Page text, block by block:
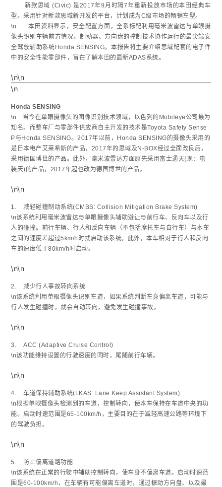
新款思域 (Civic) 是2017年9月时隔7年重新投放市场的本田经典车
型。采用针对新款思域新开发的平台，计划成为C级市场的畅销车型。
\n 本田资料显示，安全配置方面，全系标配利用毫米波雷达与单眼摄
像头识别车辆前方情况，制动器、方向盘的控制技术协作运行的最尖端安
全驾驶辅助系统Honda SENSING。本报告将主要介绍思域配套的电子件
中的安全性能零部件，旨在了解本田的最新ADAS系统。
\n\n
\n
Honda SENSING
\n 当今在单眼摄像头的图像识别技术领域，以色列的Mobileye公司最为
知名。而整车厂与零部件供应商自主开发的技术是Toyota Safety Sense
P与Honda SENSING。2017年以前，Honda SENSING的摄像头采用的
是日本电产艾莱希斯的产品，2017年的思域及N-BOX经过全面改良后，
采用德国博世的产品。此外，毫米波雷达方面原先采用富士通天(现：电
装天)的产品，2017年起也改为德国博世的产品。
\n\n
1. 减轻碰撞制动系统(CMBS: Collision Mitigation Brake System)
\n该系统利用毫米波雷达与单眼摄像头辅助避让与前行车、反向车以及行
人的碰撞。前行车辆、行人和反向车辆（不包括摩托车与自行车）与本车
之间的速度差超过5km/h时就启动该系统。此外，本车相对于行人和反向
车的速度低于80km/h时启动。
\n\n
2. 减少行人事故转向系统
\n该系统利用单眼摄像头识别车道，如果系统判断车身偏离车道，可能与
行人发生碰撞时，就会自动转向，避免发生碰撞事故。
\n\n
3. ACC (Adaptive Cruise Control)
\n该功能维持设置的行驶速度的同时，尾随前行车辆。
\n\n
4. 车道保持辅助系统(LKAS: Lane Keep Assistant System)
\n根据单眼摄像头检测到的车道，控制转向，使本车保持在车道中央的功
能。启动时速范围是65-100km/h，主要目的在于减轻高速公路等环境下
的驾驶负担。
\n\n
5. 防止偏离道路功能
\n该系统在正常的行驶中辅助控制转向，使车身不偏离车道。启动时速范
围是60-100km/h，在车辆有可能偏离车道时，通过振动方向盘、以及最